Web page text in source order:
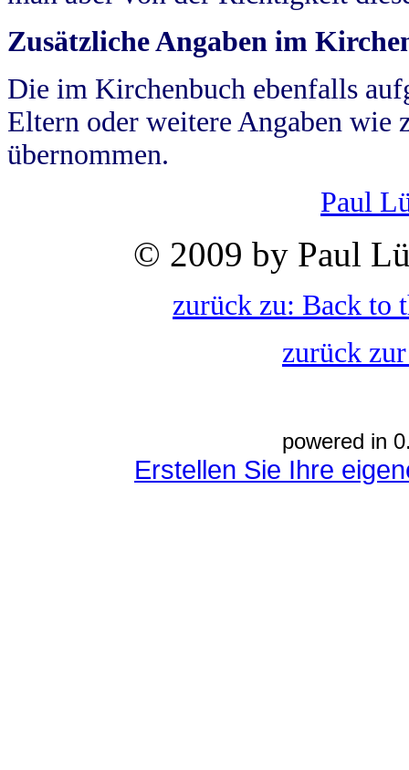
Zusätzliche Angaben im
Die im Kirchenbuch ebenfalls
Eltern oder weitere Angaben wie
übernommen.
Paul
© 2009 by Paul
zurück zu: Back to
zurück
powered in
Erstellen Sie Ihre